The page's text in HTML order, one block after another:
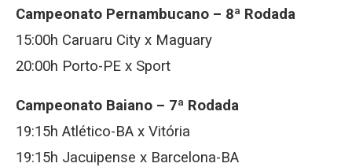
Campeonato Pernambucano – 8ª Rodada
15:00h Caruaru City x Maguary
20:00h Porto-PE x Sport
Campeonato Baiano – 7ª Rodada
19:15h Atlético-BA x Vitória
19:15h Jacuipense x Barcelona-BA